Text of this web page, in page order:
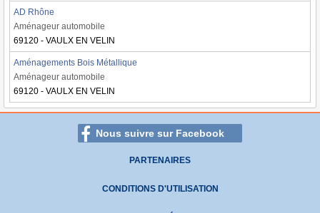
AD Rhône
Aménageur automobile
69120 - VAULX EN VELIN
Aménagements Bois Métallique
Aménageur automobile
69120 - VAULX EN VELIN
Nous suivre sur Facebook
PARTENAIRES
CONDITIONS D'UTILISATION